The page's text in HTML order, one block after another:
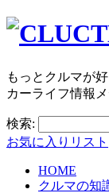
もっとクルマが
カーライフ情報
検索:
お気に入りリスト
HOME
クルマの知